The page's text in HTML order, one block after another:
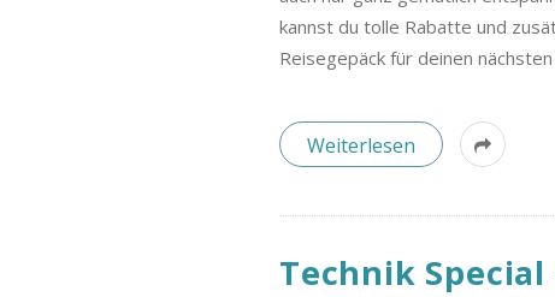
l
o
g
kannst du tolle Rabatte und
Reisegepäck für deinen
Weiterlesen
Technik